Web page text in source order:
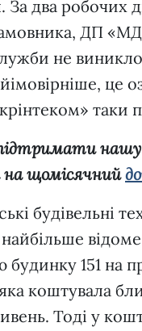
За два робочих
ДП
не
це
таки
нашу
на щомісячний
будівельні
найбільше
будинку 151 на
коштувала
Тоді у